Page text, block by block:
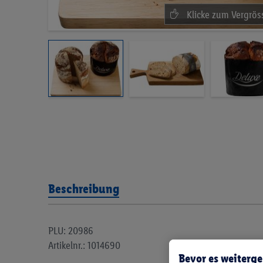
Beschreibung
PLU: 20986
Artikelnr.: 1014690
Bevor es